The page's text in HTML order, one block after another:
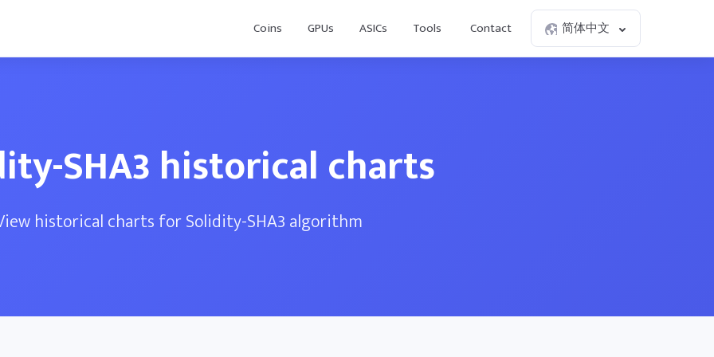
Coins GPUs ASICs Tools Contact 简体中文
SHA3 historical charts
historical charts for Solidity-SHA3 algorithm